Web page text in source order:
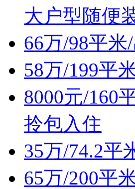
大户型随便
66万/98平
58万/199平
8000元/160
拎包入住
35万/74.2平
65万/200平